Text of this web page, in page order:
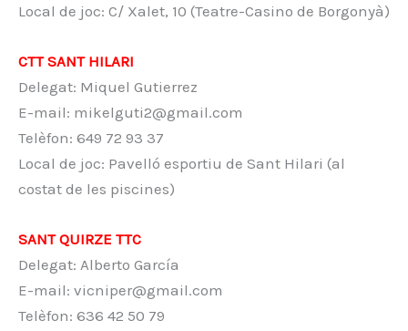
Local de joc: C/ Xalet, 10 (Teatre-Casino de Borgonyà)
CTT SANT HILARI
Delegat: Miquel Gutierrez
E-mail: mikelguti2@gmail.com
Telèfon: 649 72 93 37
Local de joc: Pavelló esportiu de Sant Hilari (al
costat de les piscines)
SANT QUIRZE TTC
Delegat: Alberto García
E-mail: vicniper@gmail.com
Telèfon: 636 42 50 79